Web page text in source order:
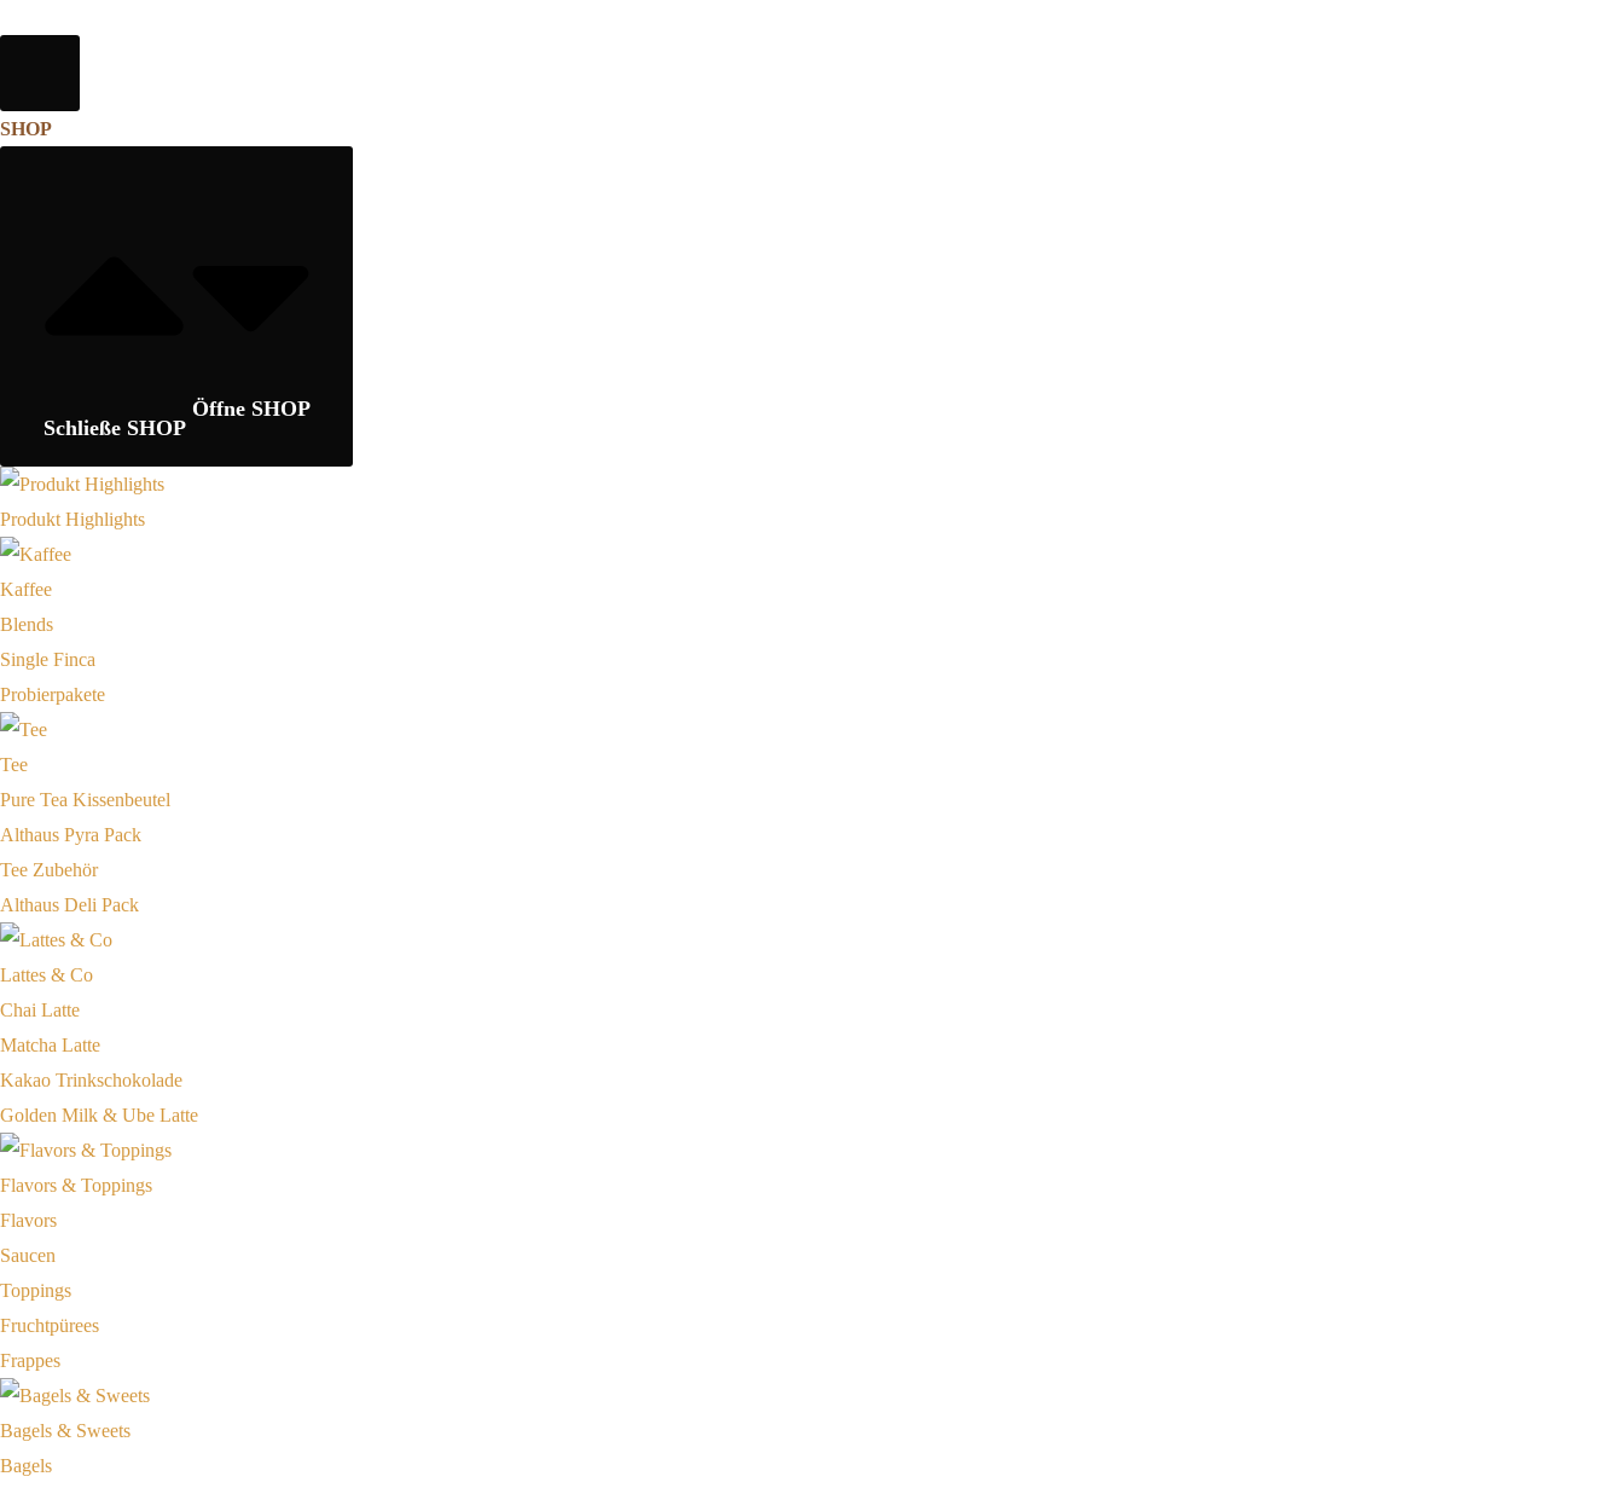
SHOP
Schließe SHOP
Öffne SHOP
Produkt Highlights
Kaffee
Blends
Single Finca
Probierpakete
Tee
Pure Tea Kissenbeutel
Althaus Pyra Pack
Tee Zubehör
Althaus Deli Pack
Lattes & Co
Chai Latte
Matcha Latte
Kakao Trinkschokolade
Golden Milk & Ube Latte
Flavors & Toppings
Flavors
Saucen
Toppings
Fruchtpürees
Frappes
Bagels & Sweets
Bagels